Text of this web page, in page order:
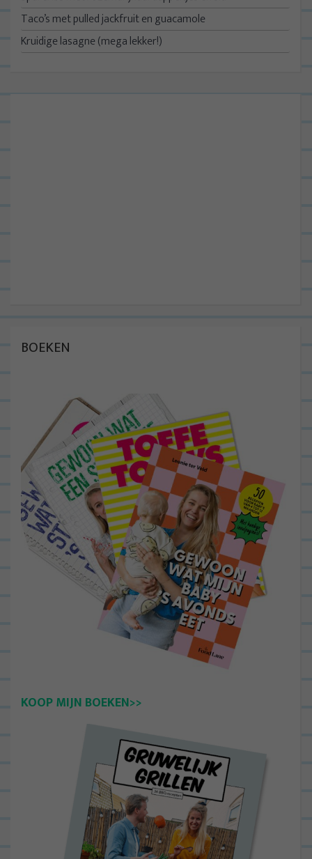
Taco’s met pulled jackfruit en guacamole
Kruidige lasagne (mega lekker!)
BOEKEN
KOOP MIJN BOEKEN>>